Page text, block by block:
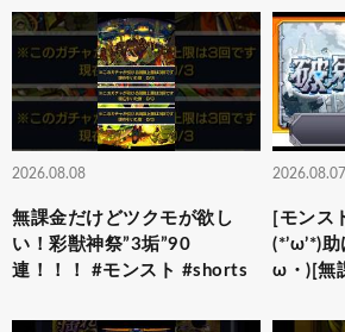
2026.08.08
無課金だけどツクモが欲し
い！彩獣神祭”3垢”90
連！！！ #モンスト #shorts
2026.08.07
[モンス
(*’ω’*)
ω・)[無